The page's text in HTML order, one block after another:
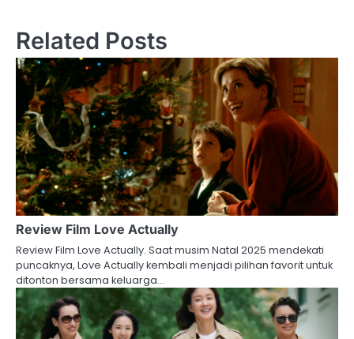
Related Posts
Review Film Love Actually
Review Film Love Actually. Saat musim Natal 2025 mendekati
puncaknya, Love Actually kembali menjadi pilihan favorit untuk
ditonton bersama keluarga…